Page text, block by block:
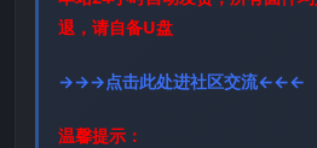
退，请自备U盘
→→→点击此处进社区交流←←←
温馨提示：